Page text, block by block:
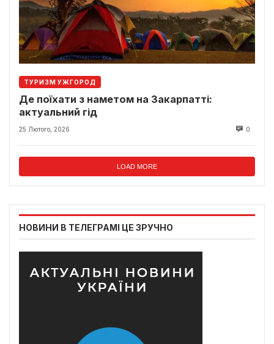
ТУРИЗМ УЖГОРОД
Де поїхати з наметом на Закарпатті:
актуальний гід
25 Лютого, 2026 0
LOAD MORE
НОВИНИ В ТЕЛЕГРАМІ ЦЕ ЗРУЧНО